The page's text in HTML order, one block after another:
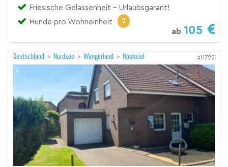
Friesische Gelassenheit - Urlaubsgarant!
Hunde pro Wohneinheit
2
ab 105
Deutschland > Nordsee > Wangerland > Hooksiel a11722